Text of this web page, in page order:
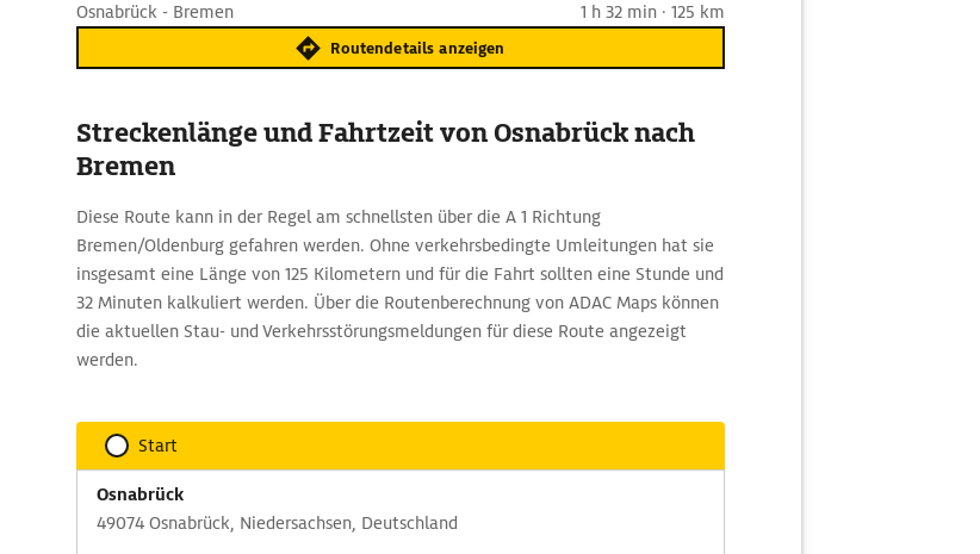
Osnabrück - Bremen 1 h 32 min · 125 km
Routendetails anzeigen
Streckenlänge und Fahrtzeit von Osnabrück nach
Bremen
Diese Route kann in der Regel am schnellsten über die A 1 Richtung
Bremen/Oldenburg gefahren werden. Ohne verkehrsbedingte Umleitungen hat sie
insgesamt eine Länge von 125 Kilometern und für die Fahrt sollten eine Stunde und
32 Minuten kalkuliert werden. Über die Routenberechnung von ADAC Maps können
die aktuellen Stau- und Verkehrsstörungsmeldungen für diese Route angezeigt
werden.
Start
Osnabrück
49074 Osnabrück, Niedersachsen, Deutschland